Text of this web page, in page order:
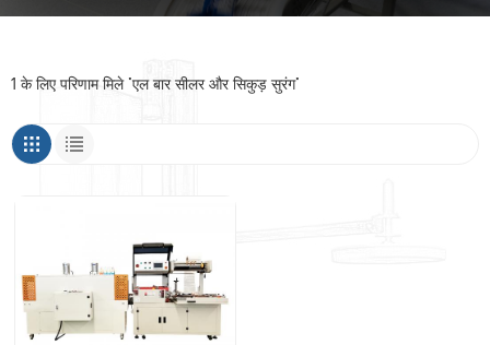
1 के लिए परिणाम मिले "एल बार सीलर और सिकुड़ सुरंग"